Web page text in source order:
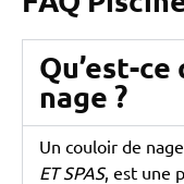
Qu’est-ce
nage ?
Un couloir de
ET SPAS, est une